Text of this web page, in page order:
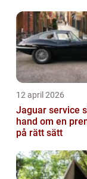
12 april 2026
Jaguar service så tar du
hand om en
på rätt sätt